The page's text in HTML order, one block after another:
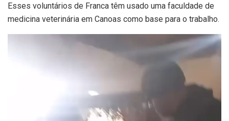
Esses voluntários de Franca têm usado uma faculdade de
medicina veterinária em Canoas como base para o trabalho.